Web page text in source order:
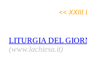
<< XXIII
LITURGIA DEL
(www.lachiesa.it)